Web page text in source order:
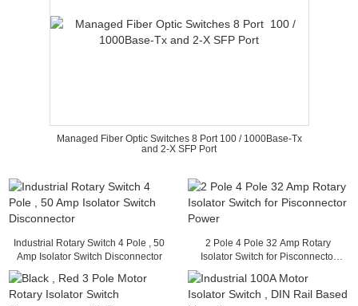
Managed Fiber Optic Switches 8 Port 100 / 1000Base-Tx
and 2-X SFP Port
Industrial Rotary Switch 4 Pole , 50
Amp Isolator Switch Disconnector
2 Pole 4 Pole 32 Amp Rotary
Isolator Switch for Pisconnector